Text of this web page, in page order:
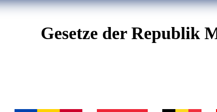
Gesetze der Republik